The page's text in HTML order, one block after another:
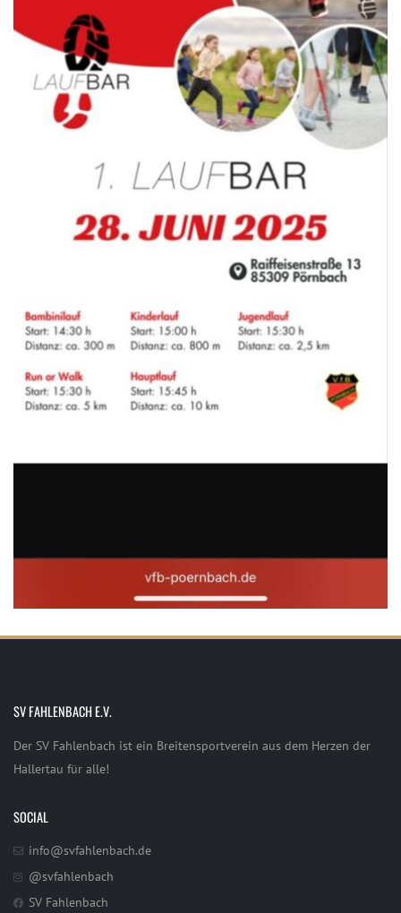
SV FAHLENBACH E.V.
Der SV Fahlenbach ist ein Breitensportverein aus dem Herzen der
Hallertau für alle!
SOCIAL
info@svfahlenbach.de
@svfahlenbach
SV Fahlenbach